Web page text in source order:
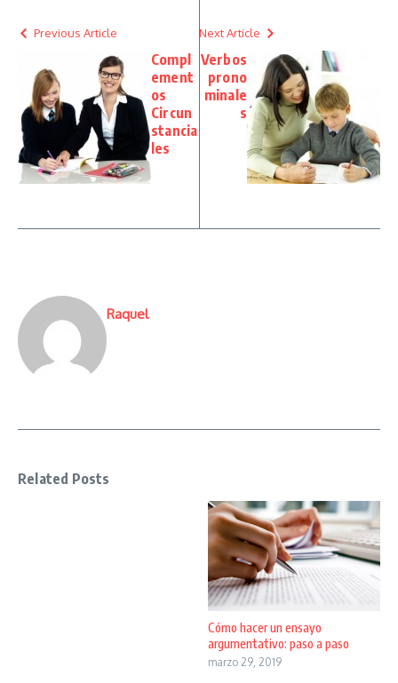
Previous Article
Compl
ement
os
Circun
stancia
les
Next Article
Verbos
prono
minale
s
Raquel
Related Posts
Cómo hacer un ensayo
argumentativo: paso a paso
marzo 29, 2019